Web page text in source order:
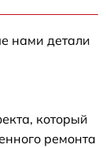
нами детали
который
ремонта